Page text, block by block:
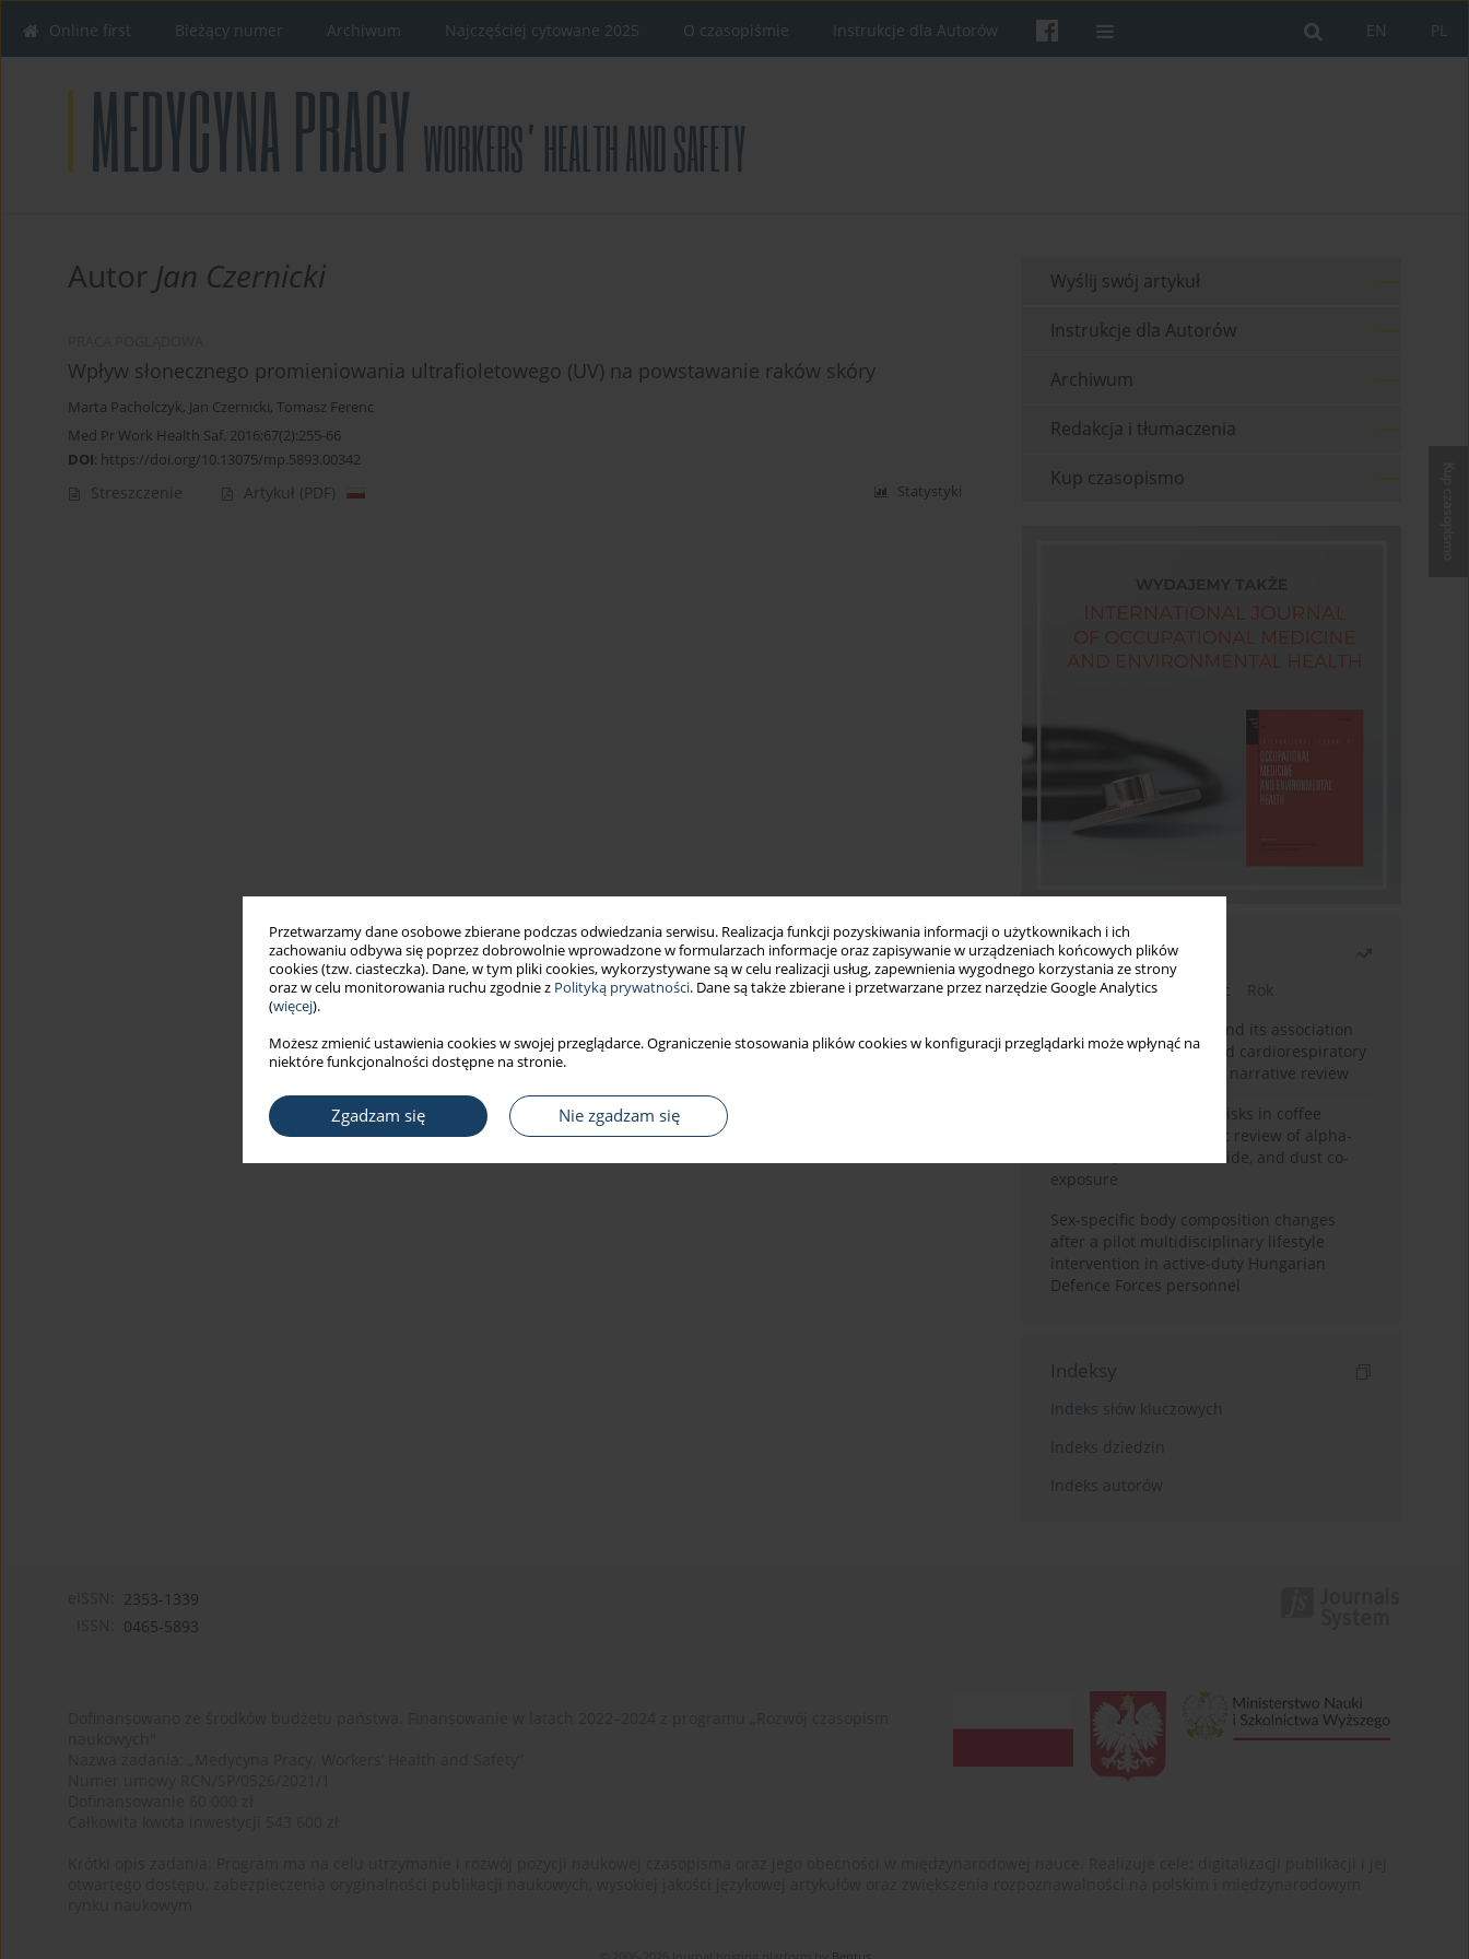
Przetwarzamy dane osobowe zbierane podczas odwiedzania serwisu. Realizacja funkcji pozyskiwania informacji o użytkownikach i ich
zachowaniu odbywa się poprzez dobrowolnie wprowadzone w formularzach informacje oraz zapisywanie w urządzeniach końcowych plików
cookies (tzw. ciasteczka). Dane, w tym pliki cookies, wykorzystywane są w celu realizacji usług, zapewnienia wygodnego korzystania ze strony
oraz w celu monitorowania ruchu zgodnie z Polityką prywatności. Dane są także zbierane i przetwarzane przez narzędzie Google Analytics
(więcej).
Możesz zmienić ustawienia cookies w swojej przeglądarce. Ograniczenie stosowania plików cookies w konfiguracji przeglądarki może wpłynąć na
niektóre funkcjonalności dostępne na stronie.
Zgadzam się Nie zgadzam się
PL
EN
Online first Bieżący numer Archiwum Najczęściej cytowane 2025 O czasopiśmie Instrukcje dla Autorów
Autor Jan Czernicki
Wpływ słonecznego promieniowania ultrafioletowego (UV) na powstawanie raków skóry
Marta Pacholczyk, Jan Czernicki, Tomasz Ferenc
Med Pr Work Health Saf. 2016;67(2):255-66
DOI: https://doi.org/10.13075/mp.5893.00342
Streszczenie Artykuł (PDF) Statystyki
Wyślij swój artykuł
Instrukcje dla Autorów
Archiwum
Redakcja i tłumaczenia
Kup czasopismo
Najczęściej czytane
Bieżący numer Miesiąc
Rok
Occupational burnout and its association
with physical activity and cardiorespiratory
fitness among nurses: a narrative review
Synergistic respiratory risks in coffee
processing: a systematic review of alpha-
diketone, carbon monoxide, and dust co-
exposure
Sex-specific body composition changes
after a pilot multidisciplinary lifestyle
intervention in active-duty Hungarian
Defence Forces personnel
Indeksy
Indeks słów kluczowych
Indeks dziedzin
Indeks autorów
2353-1339
0465-5893